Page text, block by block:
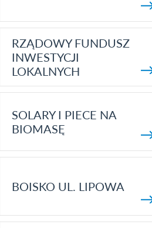
RZĄDOWY FUNDUSZ
INWESTYCJI
LOKALNYCH
SOLARY I PIECE NA
BIOMASĘ
BOISKO UL. LIPOWA